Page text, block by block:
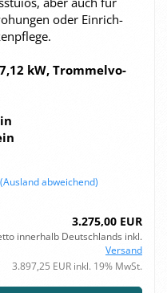
oder Ein­rich­
kW, Trom­mel­vo­
(Ausland abweichend)
3.275,00 EUR
innerhalb Deutschlands inkl.
Versand
3.897,25 EUR inkl. 19% MwSt.